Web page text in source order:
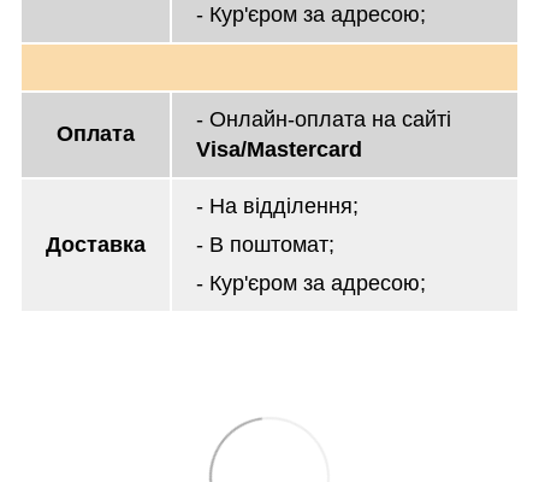
- Кур'єром за адресою;
Оплата
- Онлайн-оплата на сайті
Visa/Mastercard
Доставка
- На відділення;
- В поштомат;
- Кур'єром за адресою;